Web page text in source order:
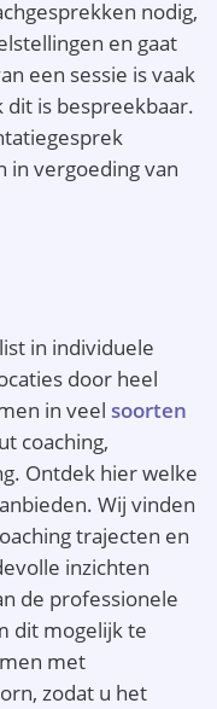
nodig,
en gaat
een sessie is vaak
is bespreekbaar.
in vergoeding van
in individuele
door heel
in veel soorten
coaching,
Ontdek hier welke
Wij vinden
trajecten en
inzichten
de professionele
dit mogelijk te
met
zodat u het